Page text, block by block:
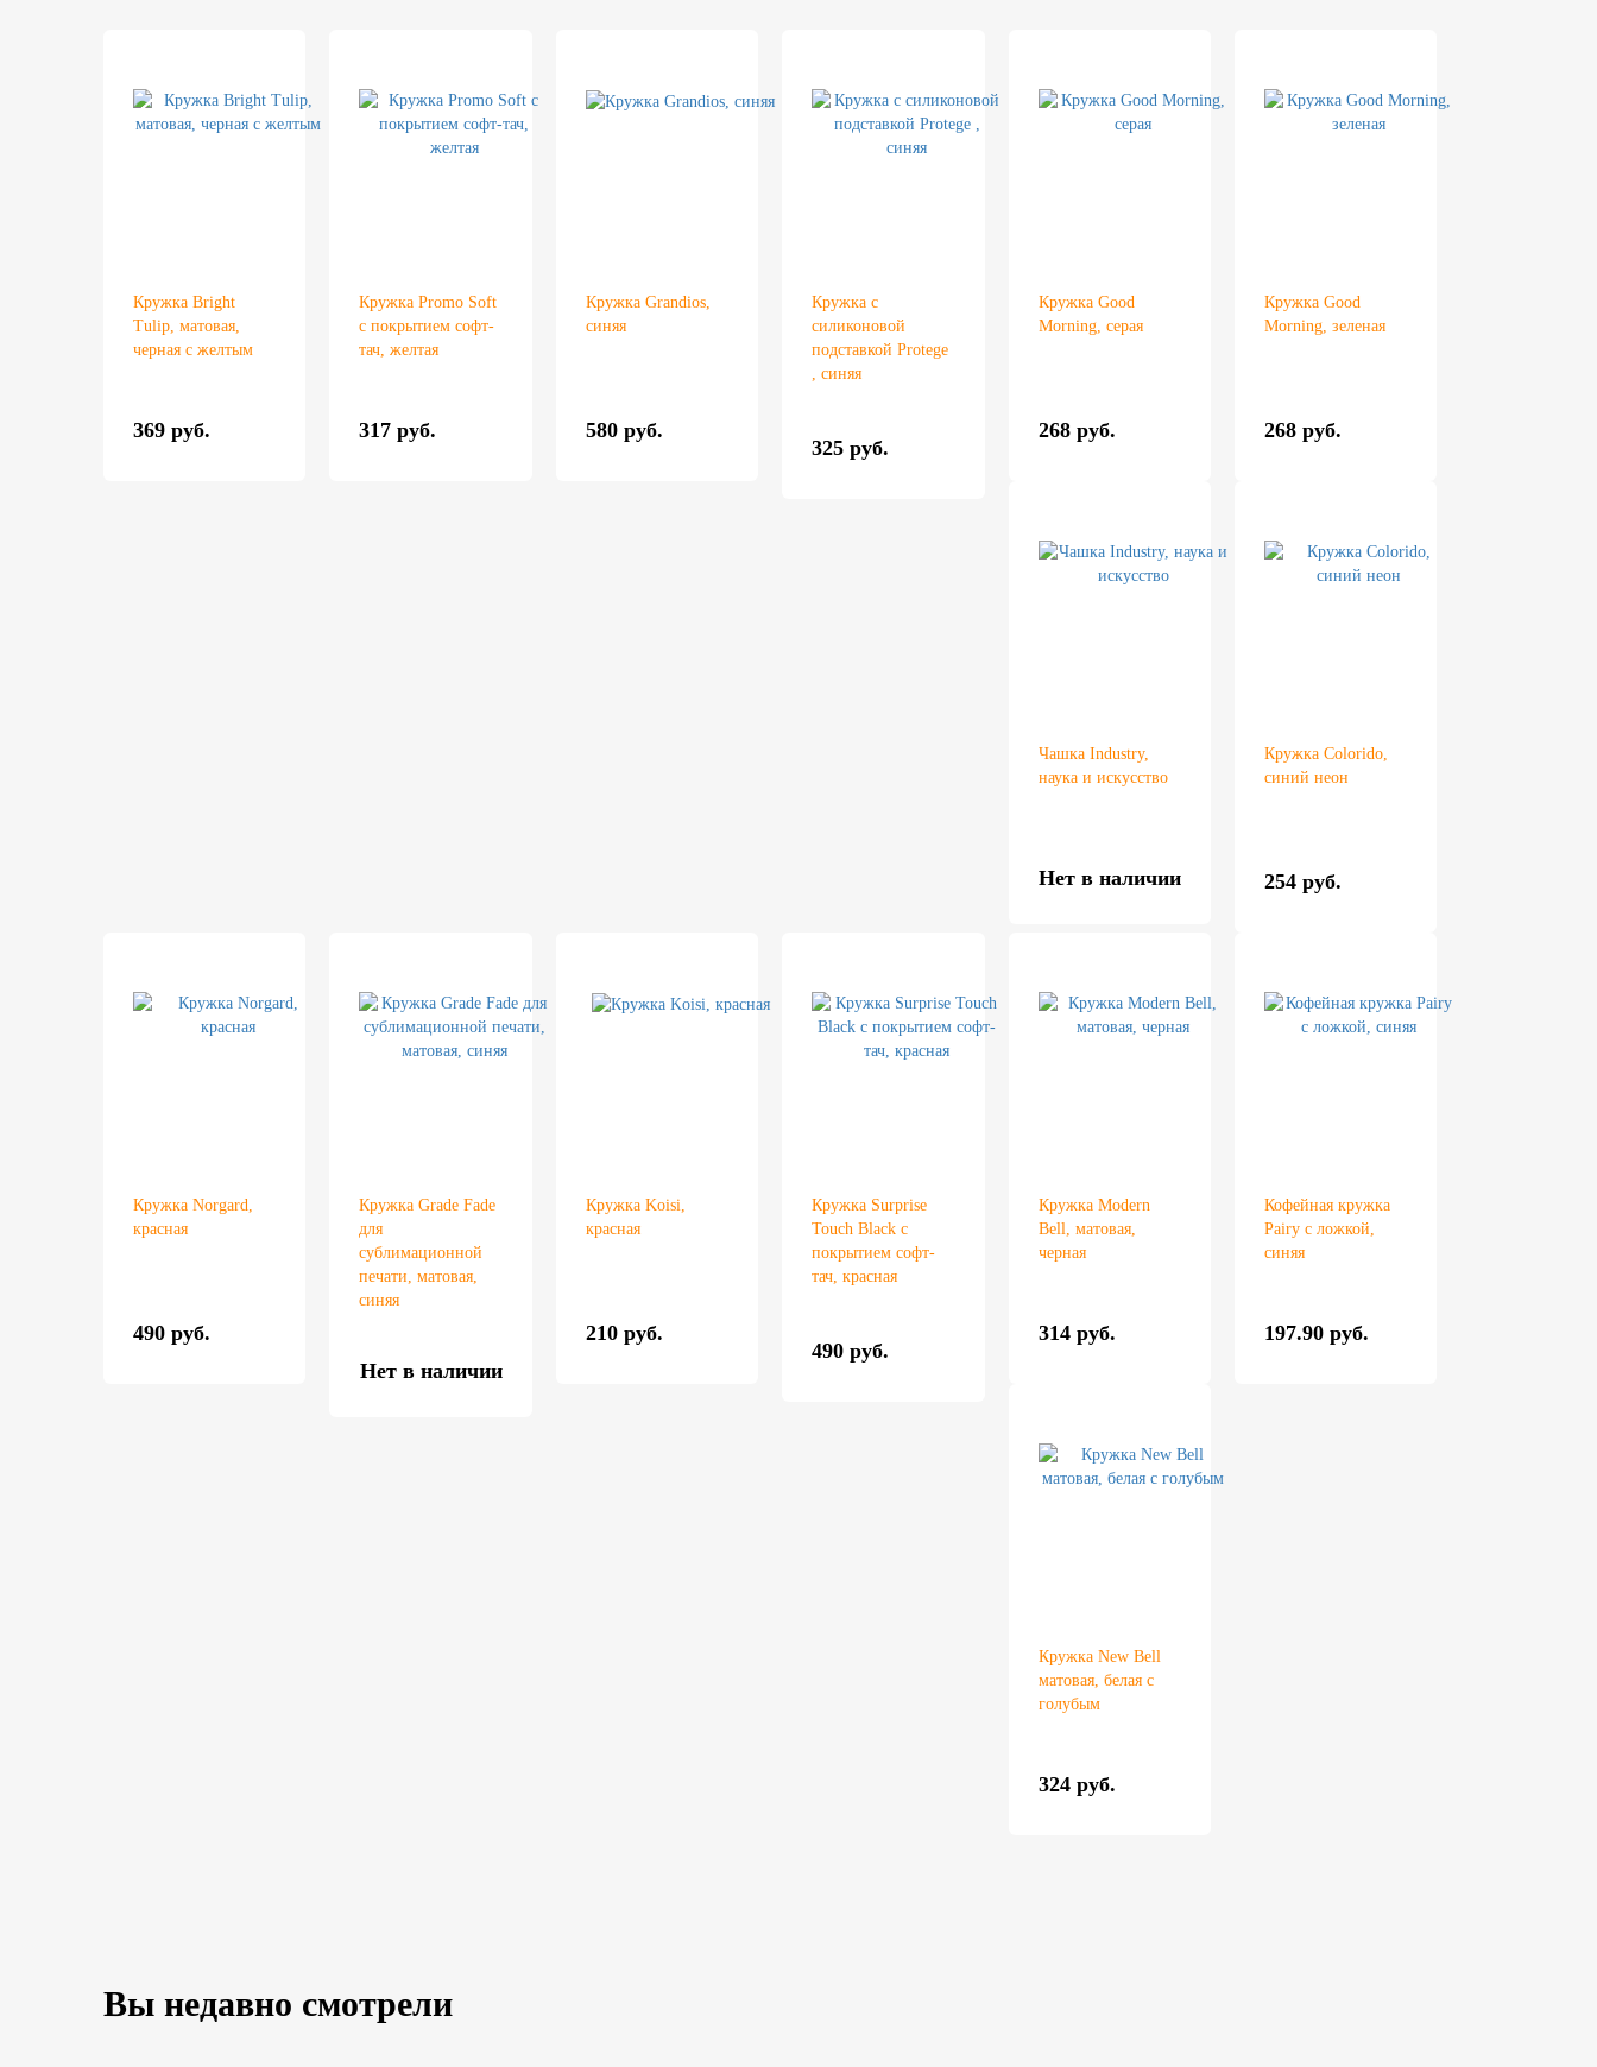
Кружка Bright
Tulip, матовая,
черная с желтым
369 руб.
Кружка Promo Soft
c покрытием софт-
тач, желтая
317 руб.
Кружка Grandios,
синяя
580 руб.
Кружка с
силиконовой
подставкой Protege
, синяя
325 руб.
Кружка Good
Morning, серая
268 руб.
Кружка Good
Morning, зеленая
268 руб.
Чашка Industry,
наука и искусство
Нет в наличии
Кружка Colorido,
синий неон
254 руб.
Кружка Norgard,
красная
490 руб.
Кружка Grade Fade
для
сублимационной
печати, матовая,
синяя
Нет в наличии
Кружка Koisi,
красная
210 руб.
Кружка Surprise
Touch Black c
покрытием софт-
тач, красная
490 руб.
Кружка Modern
Bell, матовая,
черная
314 руб.
Кофейная кружка
Pairy с ложкой,
синяя
197.90 руб.
Кружка New Bell
матовая, белая с
голубым
324 руб.
Вы недавно смотрели